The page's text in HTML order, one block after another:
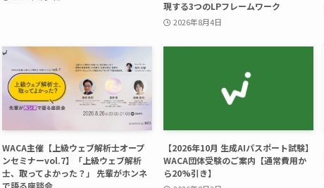
現する3つのLPフレームワーク
2026年8月4日
WACA主催【上級ウェブ解析士オープ
ンセミナーvol.7】「上級ウェブ解析
士、取ってよかった？」 先輩がホンネ
【2026年10月 生成AIパスポート試験】
WACA団体受験のご案内【通常費用か
ら20%引き】